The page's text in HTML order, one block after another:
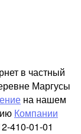
в частный
Маргусы
на нашем
Компании
410-01-01